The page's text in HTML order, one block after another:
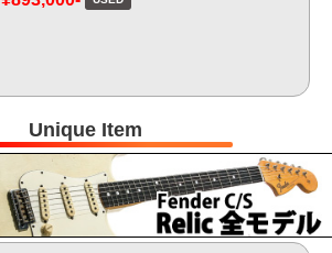
Unique Item